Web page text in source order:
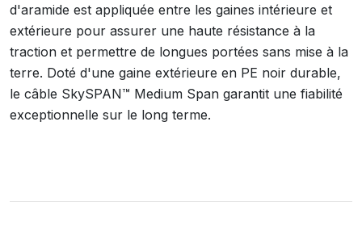
d'aramide est appliquée entre les gaines intérieure et
extérieure pour assurer une haute résistance à la
traction et permettre de longues portées sans mise à la
terre. Doté d'une gaine extérieure en PE noir durable,
le câble SkySPAN™ Medium Span garantit une fiabilité
exceptionnelle sur le long terme.